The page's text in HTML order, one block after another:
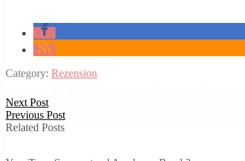
Category: Rezension
Next Post
Previous Post
Related Posts